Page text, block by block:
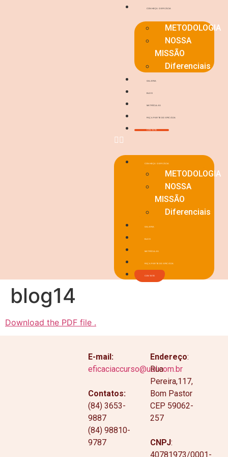
CONHEÇA O EFICÁCIA
METODOLOGIA
NOSSA
MISSÃO
Diferenciais
GALERIA
BLOG
MATRÍCULAS
FAÇA PARTE DO EFICÁCIA
CONTATO
CONHEÇA O EFICÁCIA
METODOLOGIA
NOSSA
MISSÃO
Diferenciais
GALERIA
BLOG
MATRÍCULAS
FAÇA PARTE DO EFICÁCIA
CONTATO
blog14
Download the PDF file .
E-mail:
eficaciaccurso@uol.com.br
Contatos:
(84) 3653-
9887
(84) 98810-
9787
Endereço:
Rua
Pereira,117,
Bom Pastor
CEP 59062-
257
CNPJ:
40781973/0001-